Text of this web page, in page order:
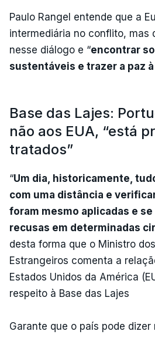
Paulo Rangel entende que a
intermediária no conflito, mas
nesse diálogo e “encontrar
sustentáveis e trazer a paz à
Base das Lajes:
não aos EUA, “está
tratados”
“Um dia, historicamente,
com uma distância e
foram mesmo aplicadas e
recusas em determinadas
desta forma que o Ministro
Estrangeiros comenta a
Estados Unidos da América
respeito à Base das Lajes
Garante que o país pode dizer